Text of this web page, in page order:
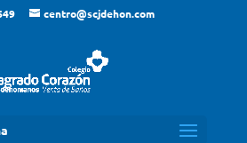
centro@scjdehon.com